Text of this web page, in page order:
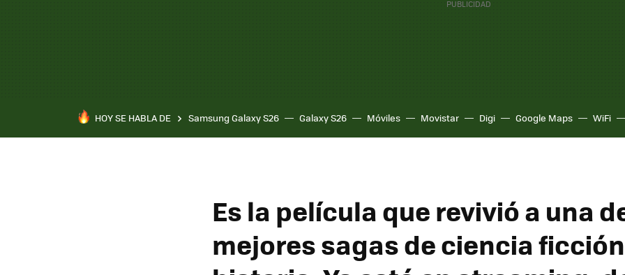
HOY SE HABLA DE Samsung Galaxy S26 Galaxy S26 Móviles Movistar Digi Google Maps WiFi
Es la película que revivió a una
mejores sagas de ciencia